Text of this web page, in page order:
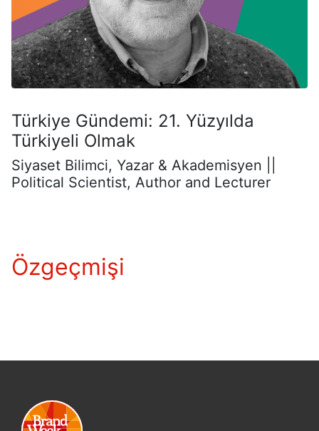
Türkiye Gündemi: 21. Yüzyılda
Türkiyeli Olmak
Siyaset Bilimci, Yazar & Akademisyen ||
Political Scientist, Author and Lecturer
Özgeçmişi